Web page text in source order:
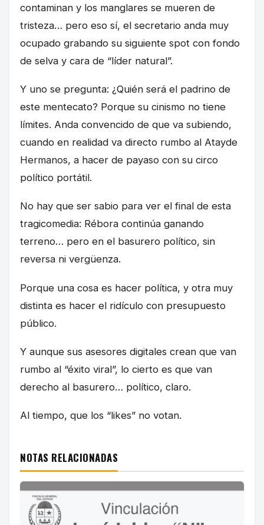
contaminan y los manglares se mueren de
tristeza… pero eso sí, el secretario anda muy
ocupado grabando su siguiente spot con fondo
de selva y cara de “líder natural”.
Y uno se pregunta: ¿Quién será el padrino de
este mentecato? Porque su cinismo no tiene
límites. Anda convencido de que va subiendo,
cuando en realidad va directo rumbo al Atayde
Hermanos, a hacer de payaso con su circo
político portátil.
No hay que ser sabio para ver el final de esta
tragicomedia: Rébora continúa ganando
terreno… pero en el basurero político, sin
reversa ni vergüenza.
Porque una cosa es hacer política, y otra muy
distinta es hacer el ridículo con presupuesto
público.
Y aunque sus asesores digitales crean que van
rumbo al “éxito viral”, lo cierto es que van
derecho al basurero… político, claro.
Al tiempo, que los “likes” no votan.
NOTAS RELACIONADAS